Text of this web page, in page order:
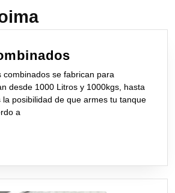
Combinados
combinados se fabrican para
desde 1000 Litros y 1000kgs, hasta
la posibilidad de que armes tu tanque
a